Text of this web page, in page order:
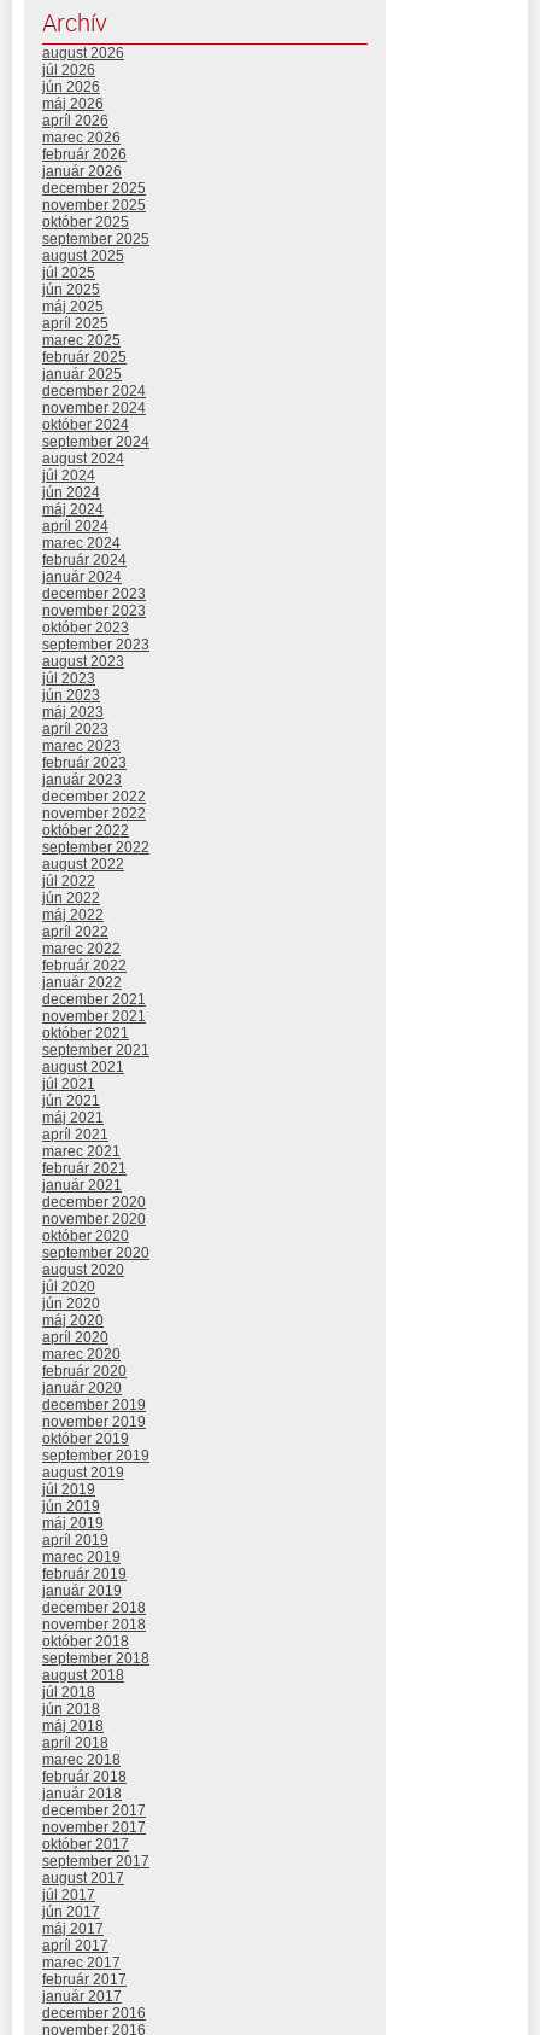
Archív
august 2026
júl 2026
jún 2026
máj 2026
apríl 2026
marec 2026
február 2026
január 2026
december 2025
november 2025
október 2025
september 2025
august 2025
júl 2025
jún 2025
máj 2025
apríl 2025
marec 2025
február 2025
január 2025
december 2024
november 2024
október 2024
september 2024
august 2024
júl 2024
jún 2024
máj 2024
apríl 2024
marec 2024
február 2024
január 2024
december 2023
november 2023
október 2023
september 2023
august 2023
júl 2023
jún 2023
máj 2023
apríl 2023
marec 2023
február 2023
január 2023
december 2022
november 2022
október 2022
september 2022
august 2022
júl 2022
jún 2022
máj 2022
apríl 2022
marec 2022
február 2022
január 2022
december 2021
november 2021
október 2021
september 2021
august 2021
júl 2021
jún 2021
máj 2021
apríl 2021
marec 2021
február 2021
január 2021
december 2020
november 2020
október 2020
september 2020
august 2020
júl 2020
jún 2020
máj 2020
apríl 2020
marec 2020
február 2020
január 2020
december 2019
november 2019
október 2019
september 2019
august 2019
júl 2019
jún 2019
máj 2019
apríl 2019
marec 2019
február 2019
január 2019
december 2018
november 2018
október 2018
september 2018
august 2018
júl 2018
jún 2018
máj 2018
apríl 2018
marec 2018
február 2018
január 2018
december 2017
november 2017
október 2017
september 2017
august 2017
júl 2017
jún 2017
máj 2017
apríl 2017
marec 2017
február 2017
január 2017
december 2016
november 2016